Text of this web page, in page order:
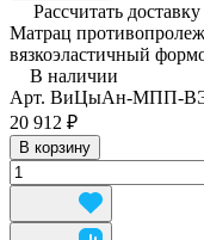
Рассчитать доставку
Матрац
вязкоэластичный
В наличии
Арт. ВиЦыАн-МПП-
20 912 ₽
В корзину